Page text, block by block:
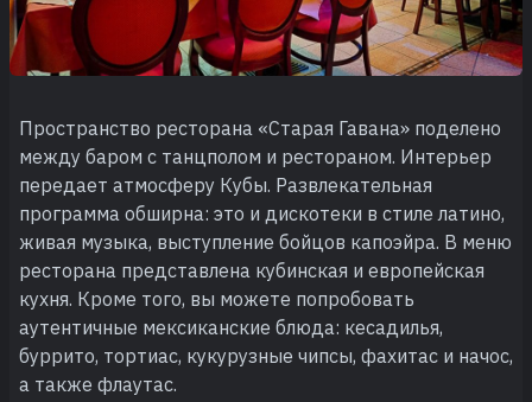
Пространство ресторана «Старая Гавана» поделено
между баром с танцполом и рестораном. Интерьер
передает атмосферу Кубы. Развлекательная
программа обширна: это и дискотеки в стиле латино,
живая музыка, выступление бойцов капоэйра. В меню
ресторана представлена кубинская и европейская
кухня. Кроме того, вы можете попробовать
аутентичные мексиканские блюда: кесадилья,
буррито, тортиас, кукурузные чипсы, фахитас и начос,
а также флаутас.